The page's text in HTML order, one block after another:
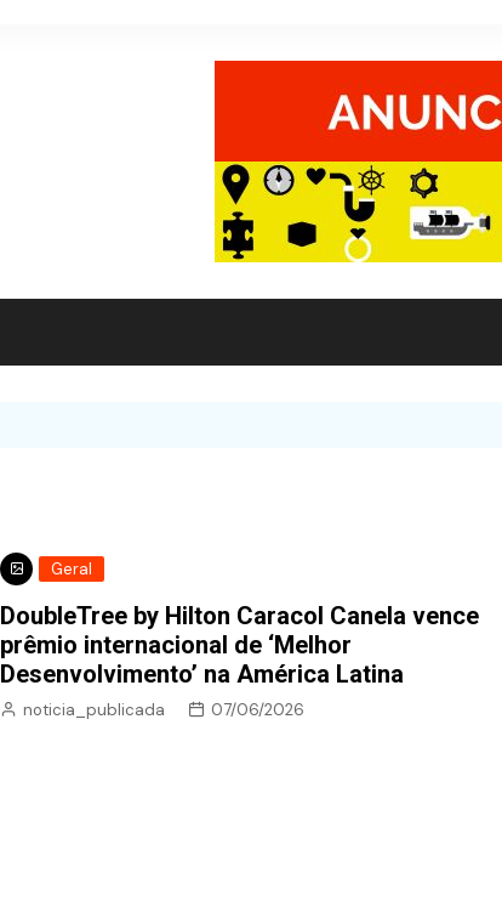
Geral
DoubleTree by Hilton Caracol Canela vence
prêmio internacional de ‘Melhor
Desenvolvimento’ na América Latina
noticia_publicada 07/06/2026